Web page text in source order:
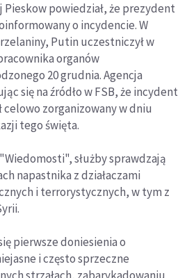
powiedział, że prezydent
o incydencie. W
Putin uczestniczył w
organów
20 grudnia. Agencja
się na źródło w FSB, że incydent
zorganizowany w dniu
tego święta.
służby sprawdzają
napastnika z działaczami
i terrorystycznych, w tym z
pierwsze doniesienia o
i często sprzeczne